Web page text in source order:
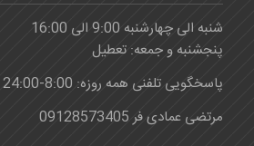
شنبه الی چهارشنبه 9:00 الی 16:00
پنجشنبه و جمعه: تعطیل
پاسخگویی تلفنی همه روزه: 8:00-24:00
مرتضی عمادی فر 09128573405